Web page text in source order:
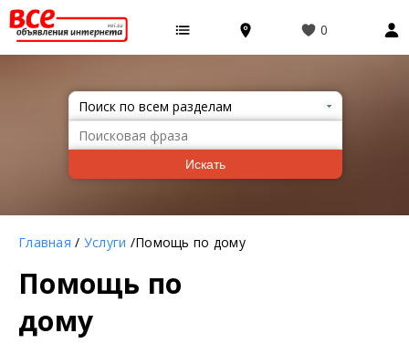
0
Искать
Главная / Услуги /Помощь по дому
Помощь по
дому